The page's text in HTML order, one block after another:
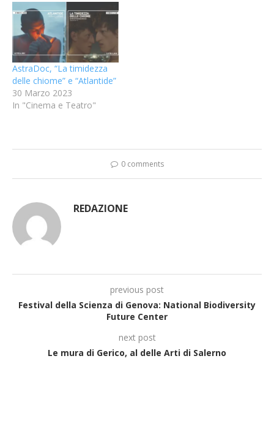
AstraDoc, “La timidezza
delle chiome” e “Atlantide”
30 Marzo 2023
In "Cinema e Teatro"
0 comments
REDAZIONE
previous post
Festival della Scienza di Genova: National Biodiversity
Future Center
next post
Le mura di Gerico, al delle Arti di Salerno